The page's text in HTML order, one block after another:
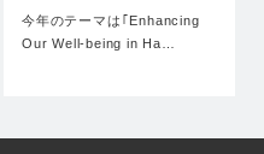
今年のテーマは｢Enhancing
Our Well-being in Ha…